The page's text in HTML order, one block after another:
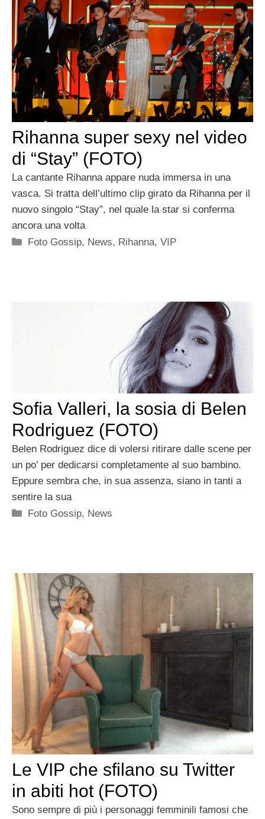
Rihanna super sexy nel video
di “Stay” (FOTO)
La cantante Rihanna appare nuda immersa in una
vasca. Si tratta dell’ultimo clip girato da Rihanna per il
nuovo singolo “Stay”, nel quale la star si conferma
ancora una volta
Categorie
Foto Gossip, News, Rihanna,VIP
Sofia Valleri, la sosia di Belen
Rodriguez (FOTO)
Belen Rodriguez dice di volersi ritirare dalle scene per
un po’ per dedicarsi completamente al suo bambino.
Eppure sembra che, in sua assenza, siano in tanti a
sentire la sua
Categorie
Foto Gossip, News
Le VIP che sfilano su Twitter
in abiti hot (FOTO)
Sono sempre di più i personaggi femminili famosi che